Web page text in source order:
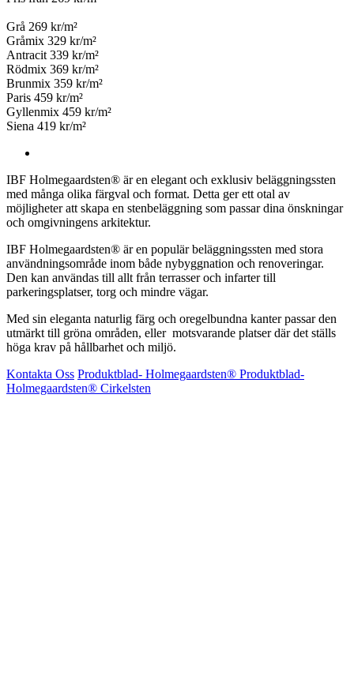
Grå 269 kr/m²
Gråmix 329 kr/m²
Antracit 339 kr/m²
Rödmix 369 kr/m²
Brunmix 359 kr/m²
Paris 459 kr/m²
Gyllenmix 459 kr/m²
Siena 419 kr/m²
IBF Holmegaardsten® är en elegant och exklusiv beläggningssten
med många olika färgval och format. Detta ger ett otal av
möjligheter att skapa en stenbeläggning som passar dina önskningar
och omgivningens arkitektur.
IBF Holmegaardsten® är en populär beläggningssten med stora
användningsområde inom både nybyggnation och renoveringar.
Den kan användas till allt från terrasser och infarter till
parkeringsplatser, torg och mindre vägar.
Med sin eleganta naturlig färg och oregelbundna kanter passar den
utmärkt till gröna områden, eller motsvarande platser där det ställs
höga krav på hållbarhet och miljö.
Kontakta Oss Produktblad- Holmegaardsten® Produktblad-
Holmegaardsten® Cirkelsten